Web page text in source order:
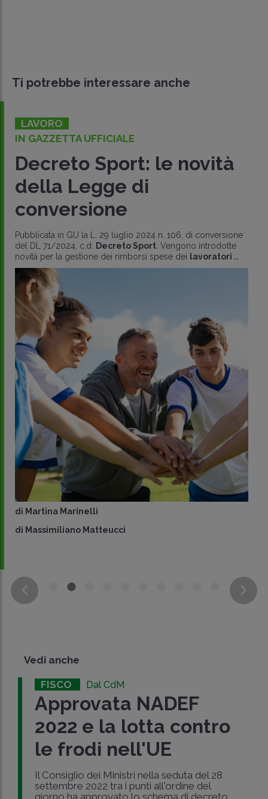
Ti potrebbe interessare anche
LAVORO
IN GAZZETTA UFFICIALE
Decreto Sport: le novità
della Legge di
conversione
Pubblicata in GU la L. 29 luglio 2024 n. 106, di conversione
del DL 71/2024, c.d.
Decreto Sport . Vengono introdotte
novità per la gestione dei rimborsi spese dei lavoratori ..
di Martina Marinelli
di Massimiliano Matteucci
Vedi anche
FISCO Dal CdM
Approvata NADEF
2022 e la lotta contro
le frodi nell'UE
Il Consiglio dei Ministri nella seduta del 28
settembre 2022 tra i punti all'ordine del